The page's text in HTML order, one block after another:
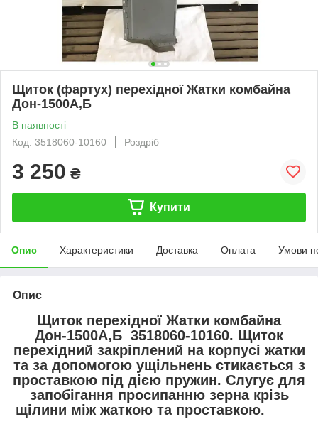
Щиток (фартух) перехідної Жатки комбайна
Дон-1500А,Б
В наявності
Код: 3518060-10160
Роздріб
3 250 ₴
Купити
Опис Характеристики Доставка Оплата Умови
Опис
Щиток перехідної Жатки комбайна
Дон-1500А,Б 3518060-10160. Щиток
перехідний закріплений на корпусі жатки
та за допомогою ущільнень стикається з
проставкою під дією пружин. Слугує для
запобігання просипанню зерна крізь
щілини між жаткою та проставкою.